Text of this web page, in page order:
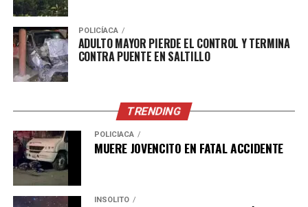
Durante las jornadas de Amor en Movimiento se contó
también con el apoyo de la Dirección de Desarrollo
Rural, que encabeza Diego Fuentes Aguirre.
POLICÍACA
ADULTO MAYOR PIERDE EL CONTROL Y TERMINA
CONTRA PUENTE EN SALTILLO
TRENDING
POLICÍACA
MUERE JOVENCITO EN FATAL ACCIDENTE
INSÓLITO